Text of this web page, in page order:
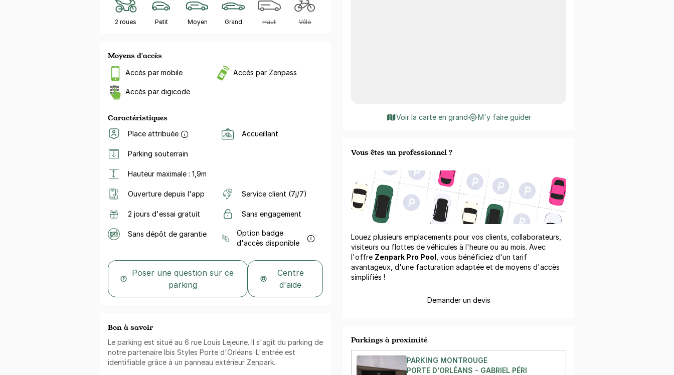
2 roues Petit Moyen Grand Haut Vélo
Moyens d'accès
Accès par mobile Accès par Zenpass
Accès par digicode
Caractéristiques
Place attribuée Accueillant
Parking souterrain
Hauteur maximale : 1,9m
Ouverture depuis l'app Service client (7j/7)
2 jours d'essai gratuit Sans engagement
Sans dépôt de garantie
Option badge
d'accès disponible
Poser une question sur ce
parking
Centre
d'aide
Bon à savoir
Le parking est situé au 6 rue Louis Lejeune. Il s'agit du parking de
notre partenaire Ibis Styles Porte d'Orléans. L'entrée est
identifiable grâce à un panneau extérieur Zenpark.
Voir la carte en grand M'y faire guider
Vous êtes un professionnel ?
Louez plusieurs emplacements pour vos clients, collaborateurs,
visiteurs ou flottes de véhicules à l'heure ou au mois. Avec
l'offre Zenpark Pro Pool , vous bénéficiez d'un tarif
avantageux, d'une facturation adaptée et de moyens d'accès
simplifiés !
Demander un devis
Parkings à proximité
PARKING MONTROUGE
PORTE D'ORLÉANS - GABRIEL PÉRI